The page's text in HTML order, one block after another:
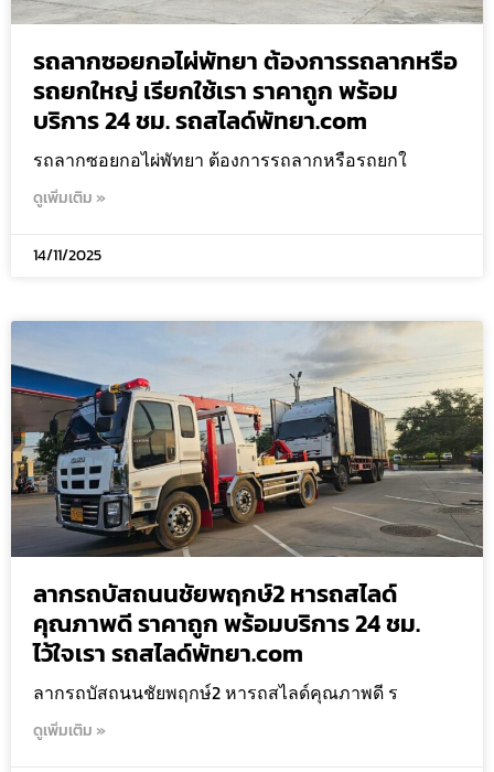
รถลากซอยกอไผ่พัทยา ต้องการรถลากหรือ
รถยกใหญ่ เรียกใช้เรา ราคาถูก พร้อม
บริการ 24 ชม. รถสไลด์พัทยา.com
รถลากซอยกอไผ่พัทยา ต้องการรถลากหรือรถยกใ
ดูเพิ่มเติม »
14/11/2025
ลากรถบัสถนนชัยพฤกษ์2 หารถสไลด์
คุณภาพดี ราคาถูก พร้อมบริการ 24 ชม.
ไว้ใจเรา รถสไลด์พัทยา.com
ลากรถบัสถนนชัยพฤกษ์2 หารถสไลด์คุณภาพดี ร
ดูเพิ่มเติม »